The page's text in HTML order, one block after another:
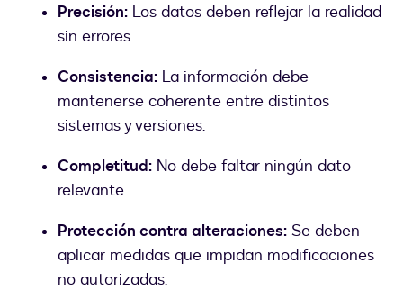
Precisión: Los datos deben reflejar la realidad
sin errores.
Consistencia: La información debe
mantenerse coherente entre distintos
sistemas y versiones.
Completitud: No debe faltar ningún dato
relevante.
Protección contra alteraciones: Se deben
aplicar medidas que impidan modificaciones
no autorizadas.